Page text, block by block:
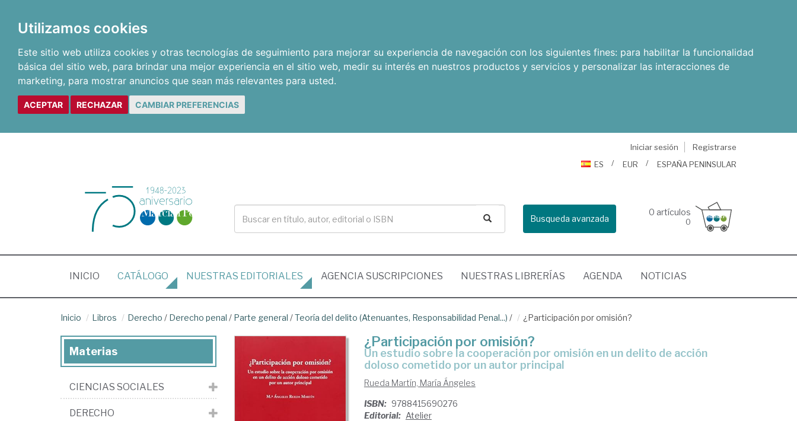
Utilizamos cookies
Este sitio web utiliza cookies y otras tecnologías de seguimiento para mejorar su experiencia de navegación con los siguientes fines: para habilitar la funcionalidad
básica del sitio web, para brindar una mejor experiencia en el sitio web, medir su interés en nuestros productos y servicios y personalizar las interacciones de
marketing, para mostrar anuncios que sean más relevantes para usted.
ACEPTAR RECHAZAR CAMBIAR PREFERENCIAS
Iniciar sesión
Registrarse
ES
EUR ESPAÑA PENINSULAR
Busqueda avanzada
0 artículos
0
INICIO (CURRENT)
CATÁLOGO NUESTRAS EDITORIALES AGENCIA SUSCRIPCIONES NUESTRAS LIBRERÍAS AGENDA NOTICIAS
Inicio Libros Derecho / Derecho penal / Parte general /Teoría del delito (Atenuantes, Responsabilidad Penal...) / ¿Participación por omisión?
¿Participación por omisión?
un estudio sobre la cooperación por omisión en un delito de acción
doloso cometido por un autor principal
Rueda Martín, María Ángeles
ISBN: 9788415690276
Editorial: Atelier
Materias
CIENCIAS SOCIALES
DERECHO